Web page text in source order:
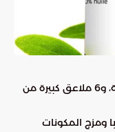
خلط 3 ملاعق كبيرة من المياه المعدنية، و6 ملاعق كبيرة من
ومزج المكونات